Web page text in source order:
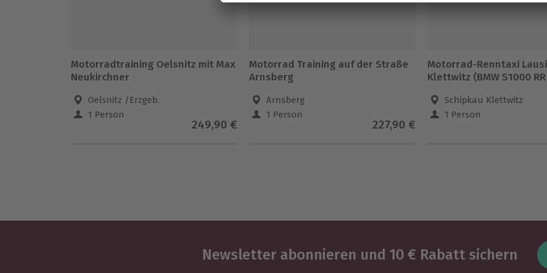
Motorradtraining Oelsnitz mit Max
Neukirchner
Oelsnitz /Erzgeb.
1 Person
249,90 €
Motorrad Training auf der Straße
Arnsberg
Arnsberg
1 Person
227,90 €
Motorrad-Renntaxi
Klettwitz (BMW S1000
Schipkau Klettwitz
1 Person
Newsletter abonnieren und 10 € Rabatt sichern